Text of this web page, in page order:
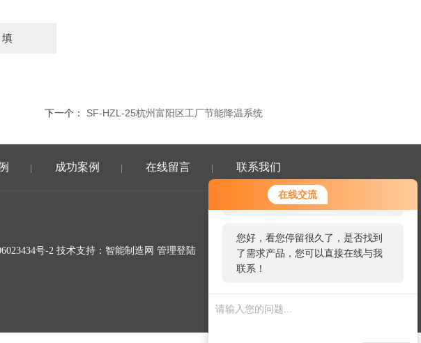
在线交流
您好！欢迎前来咨询，很高兴为您
服务，请问您要咨询什么问题呢？
您好，看您停留很久了，是否找到
了需求产品，您可以直接在线与我
联系！
下一个： SF-HZL-25杭州富阳区工厂节能降温系统
成功案例 在线留言 联系我们
号-2 技术支持： 智能制造网 管理登陆
微信二维码